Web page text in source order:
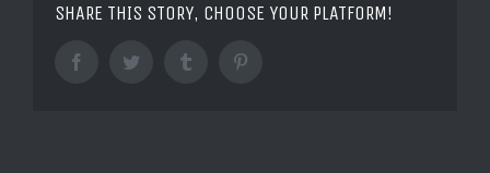
SHARE THIS STORY, CHOOSE YOUR PLATFORM!
Facebook Twitter Tumblr